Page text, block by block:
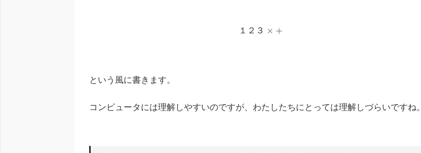
１ ２ ３ × +
という風に書きます。
コンピュータには理解しやすいのですが、わたしたちにとっては理解しづらいですね。